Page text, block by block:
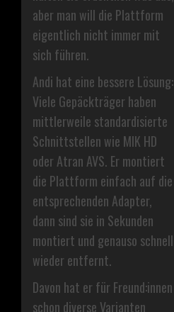
aber man will die Plattform
eigentlich nicht immer mit
sich führen.
Andi hat eine bessere Lösung:
Viele Gepäckträger haben
mittlerweile standardisierte
Schnittstellen wie MIK HD
oder Atran AVS. Er montiert
die Plattform einfach auf die
entsprechenden Adapter,
dann sind sie in Sekunden
montiert und genauso schnell
wieder entfernt.
Davon hat er für Freund:innen
schon diverse Varianten